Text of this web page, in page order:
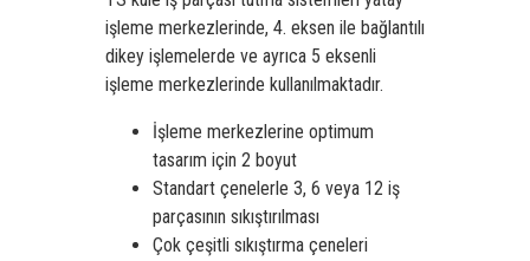
işleme merkezlerinde, 4. eksen ile bağlantılı
dikey işlemelerde ve ayrıca 5 eksenli
işleme merkezlerinde kullanılmaktadır.
İşleme merkezlerine optimum
tasarım için 2 boyut
Standart çenelerle 3, 6 veya 12 iş
parçasının sıkıştırılması
Çok çeşitli sıkıştırma çeneleri